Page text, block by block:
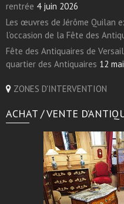
rentrée 4 juin 2026
Les œuvres de Jérôme Quilan
l’occasion de la Fête des
Fête des Antiquaires de
quartier des Antiquaires 12
ZONES D'INTERVENTION
ACHAT / VENTE